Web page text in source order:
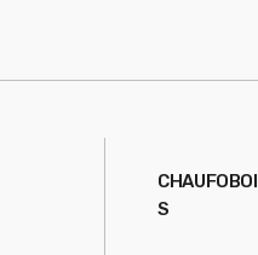
CHAUFOBOI
S